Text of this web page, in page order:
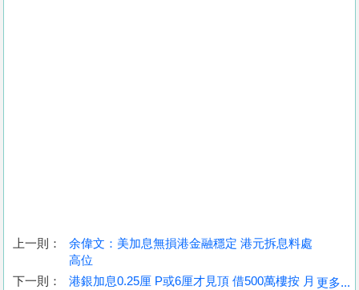
收
上一則：
余偉文：美加息無損港金融穩定 港元拆息料處
高位
下一則：
港銀加息0.25厘 P或6厘才見頂 借500萬樓按 月 更多...